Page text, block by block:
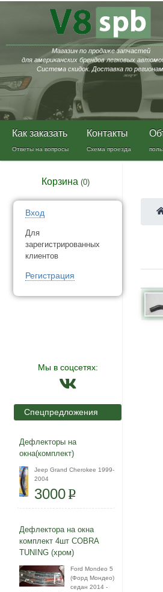
Магазин по продаже запчастей
для американских брендов легковых
Система скидок. Доставка по
Как заказать
Ответы на вопросы
Контакты
Схема проезда
Корзина (0)
Вход
Для
зарегистрированных
клиентов
Регистрация
Мы в соцсетях:
Спецпредложения
Дефлекторы на
окна(комплект)
Jeep Grand Cherokee 1999-
2004
3000P
Дефлектора на окна
комплект 4шт COBRA
TUNING (хром)
Ford Mondeo 5
(Форд Мондео)
седан 2014 -